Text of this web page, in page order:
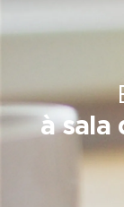
à sala